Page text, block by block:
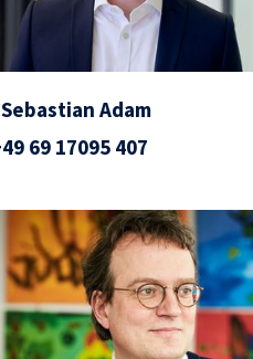
Sebastian Adam
69 17095 407